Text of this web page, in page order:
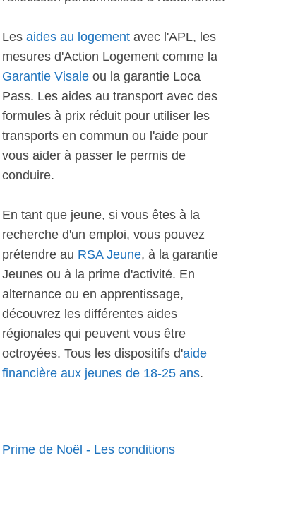
Les aides au logement avec l'APL, les
mesures d'Action Logement comme la
Garantie Visale ou la garantie Loca
Pass. Les aides au transport avec des
formules à prix réduit pour utiliser les
transports en commun ou l'aide pour
vous aider à passer le permis de
conduire.
En tant que jeune, si vous êtes à la
recherche d'un emploi, vous pouvez
prétendre au RSA Jeune, à la garantie
Jeunes ou à la prime d'activité. En
alternance ou en apprentissage,
découvrez les différentes aides
régionales qui peuvent vous être
octroyées. Tous les dispositifs d'aide
financière aux jeunes de 18-25 ans.
Prime de Noël - Les conditions